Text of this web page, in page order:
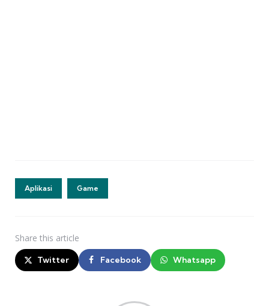
Aplikasi Game
Share this article
Twitter Facebook Whatsapp